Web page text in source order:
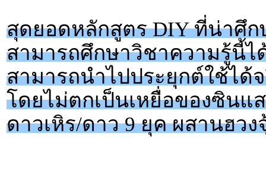
สุดยอดหลักสูตร DIY ที่น่าศึก
สามารถศึกษาวิชาความรู้นี้ไ
สามารถนำไปประยุกต์ใช้ได้
โดยไม่ตกเป็นเหยื่อของซินแ
ดาวเหิร/ดาว 9 ยุค ผสานฮว